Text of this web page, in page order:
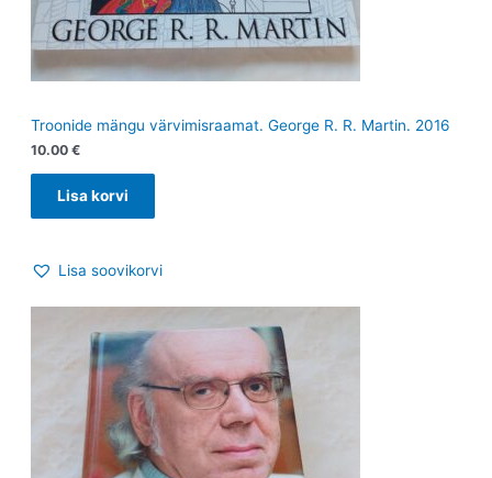
Troonide mängu värvimisraamat. George R. R. Martin. 2016
10.00 €
Lisa korvi
Lisa soovikorvi